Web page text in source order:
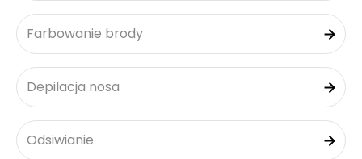
Farbowanie brody
Depilacja nosa
Odsiwianie